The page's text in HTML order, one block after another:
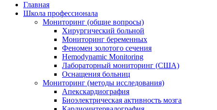
Главная
Школа профессионала
Мониторинг (общие вопросы)
Хирургический больной
Мониторинг беременных
Феномен золотого сечения
Hemodynamic Monitoring
Лабораторный мониторинг (США)
Оснащения больниц
Мониторинг (методы исследования)
Апекскардиография
Биоэлектрическая активность мозга